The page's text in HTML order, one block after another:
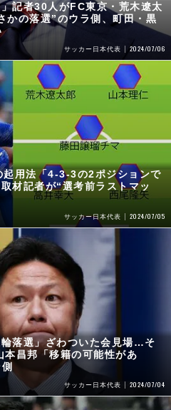
記者30人がFC東京・荒木遼太
の落選”のウラ側、町田・黒
サッカー日本代表 2024/07/06
用法「4-3-3の2ポジションで
材記者が“選考前ラストマッ
サッカー日本代表 2024/07/05
輪落選」ざわついた会見場…そ
昌邦「移籍の可能性があ
サッカー日本代表 2024/07/04